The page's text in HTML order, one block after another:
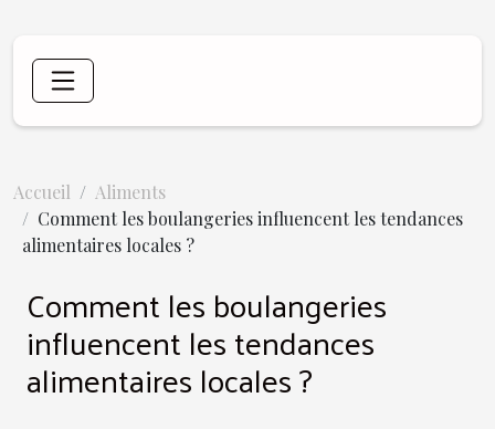
Accueil
Aliments
Comment les boulangeries influencent les tendances
alimentaires locales ?
Comment les boulangeries
influencent les tendances
alimentaires locales ?